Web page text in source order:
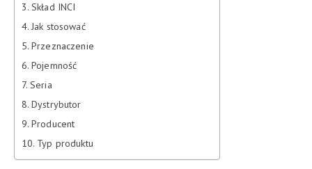
Skład INCI
Jak stosować
Przeznaczenie
Pojemność
Seria
Dystrybutor
Producent
Typ produktu